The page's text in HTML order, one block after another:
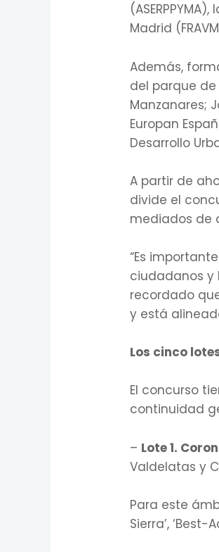
Madrid
Además,
del parque
Manzanares;
Europan
Desarrollo
A partir de
divide el
mediados de
“Es
ciudadanos y
recordado
y está
Los cinco
El concurso
continuidad
– Lote 1.
Valdelatas y
Para este
Sierra’, ‘Best-